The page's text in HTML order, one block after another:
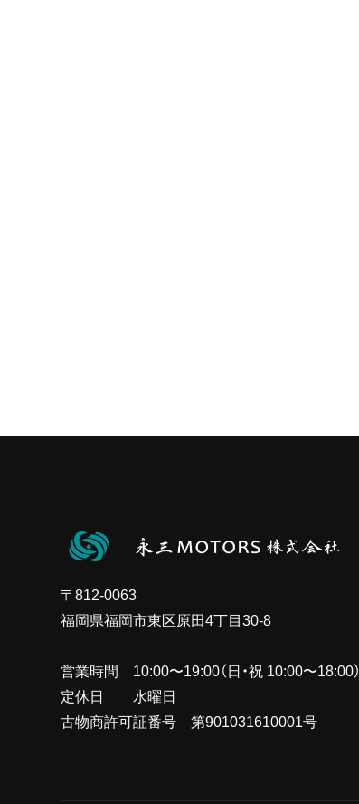
〒812-0063
福岡県福岡市東区原田4丁目30-8
営業時間 10:00〜19:00（日・祝 10:00〜18:00）
定休日 水曜日
古物商許可証番号 第901031610001号